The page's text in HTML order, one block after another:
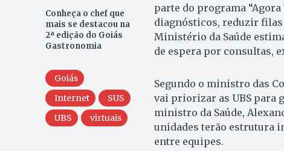
Conheça o chef que
mais se destacou na
2ª edição do Goiás
Gastronomia
Goiás
Internet
SUS
UBS
virtuais
parte do programa
diagnósticos, reduzir
Ministério da Saúde
de espera por consultas,
Segundo o ministro das
vai priorizar as UBS para
ministro da Saúde,
unidades terão estrutura
entre equipes.